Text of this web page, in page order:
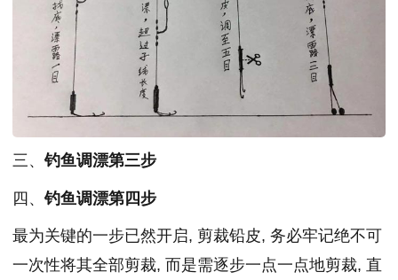
三、钓鱼调漂第三步
四、钓鱼调漂第四步
最为关键的一步已然开启, 剪裁铅皮, 务必牢记绝不可
一次性将其全部剪裁, 而是需逐步一点一点地剪裁, 直